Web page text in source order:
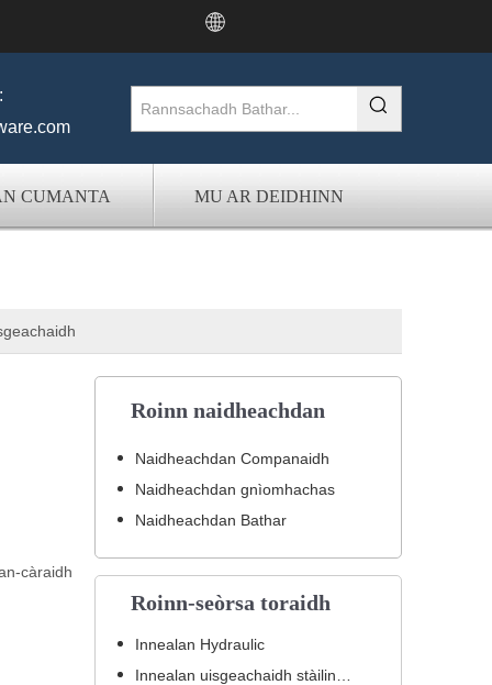
CUMANTA MU AR DEIDHINN
càraidh
Roinn naidheachdan
Naidheachdan Companaidh
Naidheachdan gnìomhachas
Naidheachdan Bathar
Roinn-seòrsa toraidh
Innealan Hydraulic